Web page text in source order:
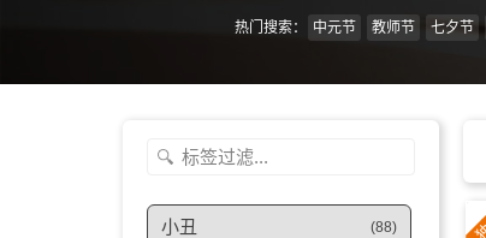
热门搜索： 中元节 教师节 七夕节
小丑 (88)